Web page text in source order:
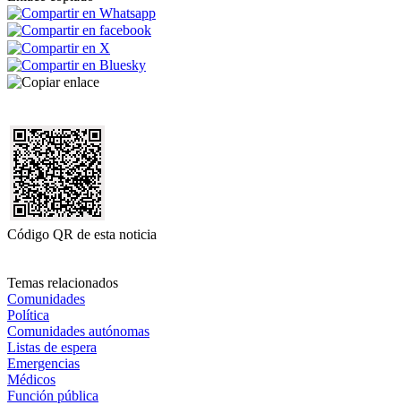
Código QR de esta noticia
Temas relacionados
Comunidades
Política
Comunidades autónomas
Listas de espera
Emergencias
Médicos
Función pública